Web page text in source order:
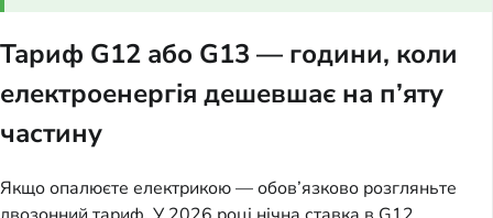
Тариф G12 або G13 — години, коли
електроенергія дешевшає на п’яту
частину
Якщо опалюєте електрикою — обов’язково розгляньте